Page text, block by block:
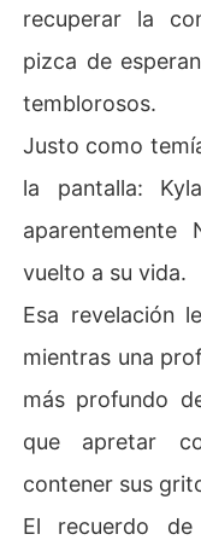
recuperar la
pizca de
temblorosos.
Justo como
la pantalla:
vuelto a su vida.
Esa revelación
mientras una
más profundo
que apretar
contener sus
El recuerdo